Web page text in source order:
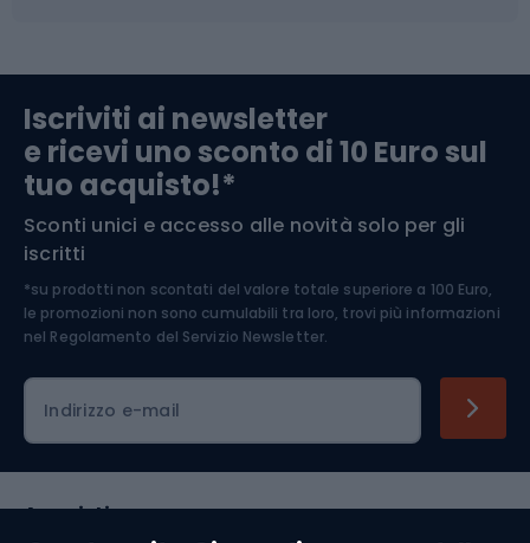
Abbigliamento da escursionismo
Componenti per biciclette
Arrampicata
Medicina dello sport
Abbigliamento ciclistico
Iscriviti ai newsletter
e ricevi uno sconto di 10 Euro sul
tuo acquisto!*
Sconti unici e accesso alle novità solo per gli
iscritti
*su prodotti non scontati del valore totale superiore a 100 Euro,
le promozioni non sono cumulabili tra loro, trovi più informazioni
nel Regolamento del Servizio Newsletter.
Indirizzo e-mail
Acquisti